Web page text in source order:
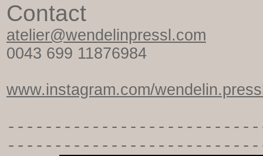
Contact
atelier@wendelinpressl.com
0043 699 11876984
www.instagram.com/
-----------